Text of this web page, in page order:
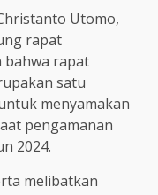
Utomo,
rapat
bahwa rapat
satu
menyamakan
pengamanan
2024.
melibatkan